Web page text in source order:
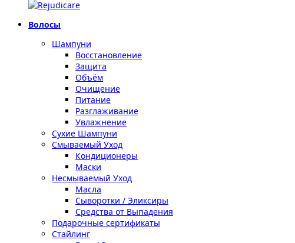
Волосы
Шампуни
Восстановление
Защита
Объём
Очищение
Питание
Разглаживание
Увлажнение
Сухие Шампуни
Смываемый Уход
Кондиционеры
Маски
Несмываемый Уход
Масла
Сыворотки / Эликсиры
Средства от Выпадения
Подарочные сертификаты
Стайлинг